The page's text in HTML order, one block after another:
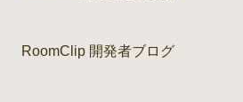
RoomClip 開発者ブログ